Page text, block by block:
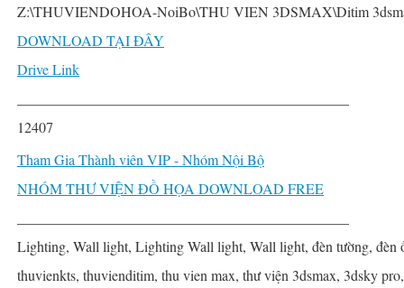
Z:\THUVIENDOHOA-NoiBo\THU VIEN 3DSMAX\Ditim
DOWNLOAD TẠI ĐÂY
Drive Link
12407
Tham Gia Thành viên VIP - Nhóm Nội Bộ
NHÓM THƯ VIỆN ĐỒ HỌA DOWNLOAD FREE
Lighting, Wall light, Lighting Wall light, Wall light, đèn tường, đèn
thuvienkts, thuvienditim, thu vien max, thư viện 3dsmax, 3dsky